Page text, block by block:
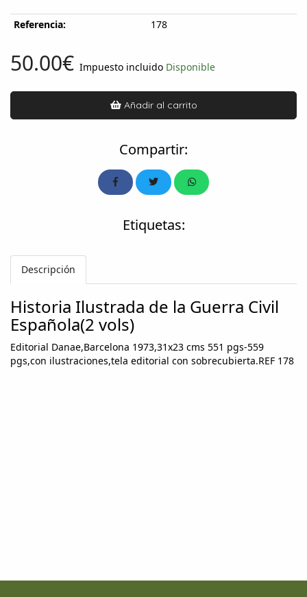
Referencia: 178
50.00€ Impuesto incluido Disponible
Añadir al carrito
Compartir:
Etiquetas:
Descripción
Historia Ilustrada de la Guerra Civil
Española(2 vols)
Editorial Danae,Barcelona 1973,31x23 cms 551 pgs-559
pgs,con ilustraciones,tela editorial con sobrecubierta.REF 178